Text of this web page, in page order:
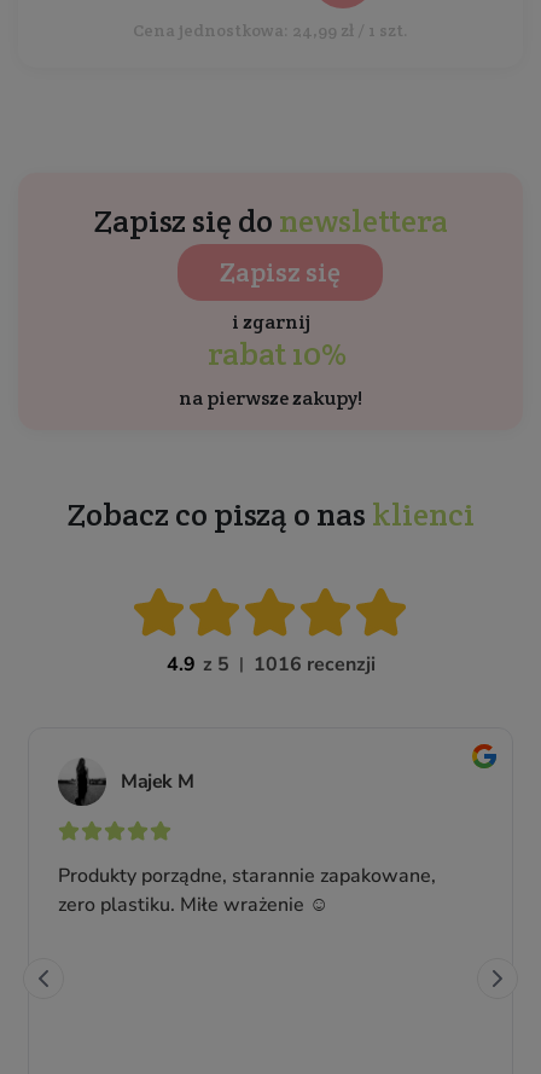
Cena jednostkowa: 24,99 zł / 1 szt.
Zapisz się do newslettera
Zapisz się
i zgarnij
rabat 10%
na pierwsze zakupy!
Zobacz co piszą o nas klienci